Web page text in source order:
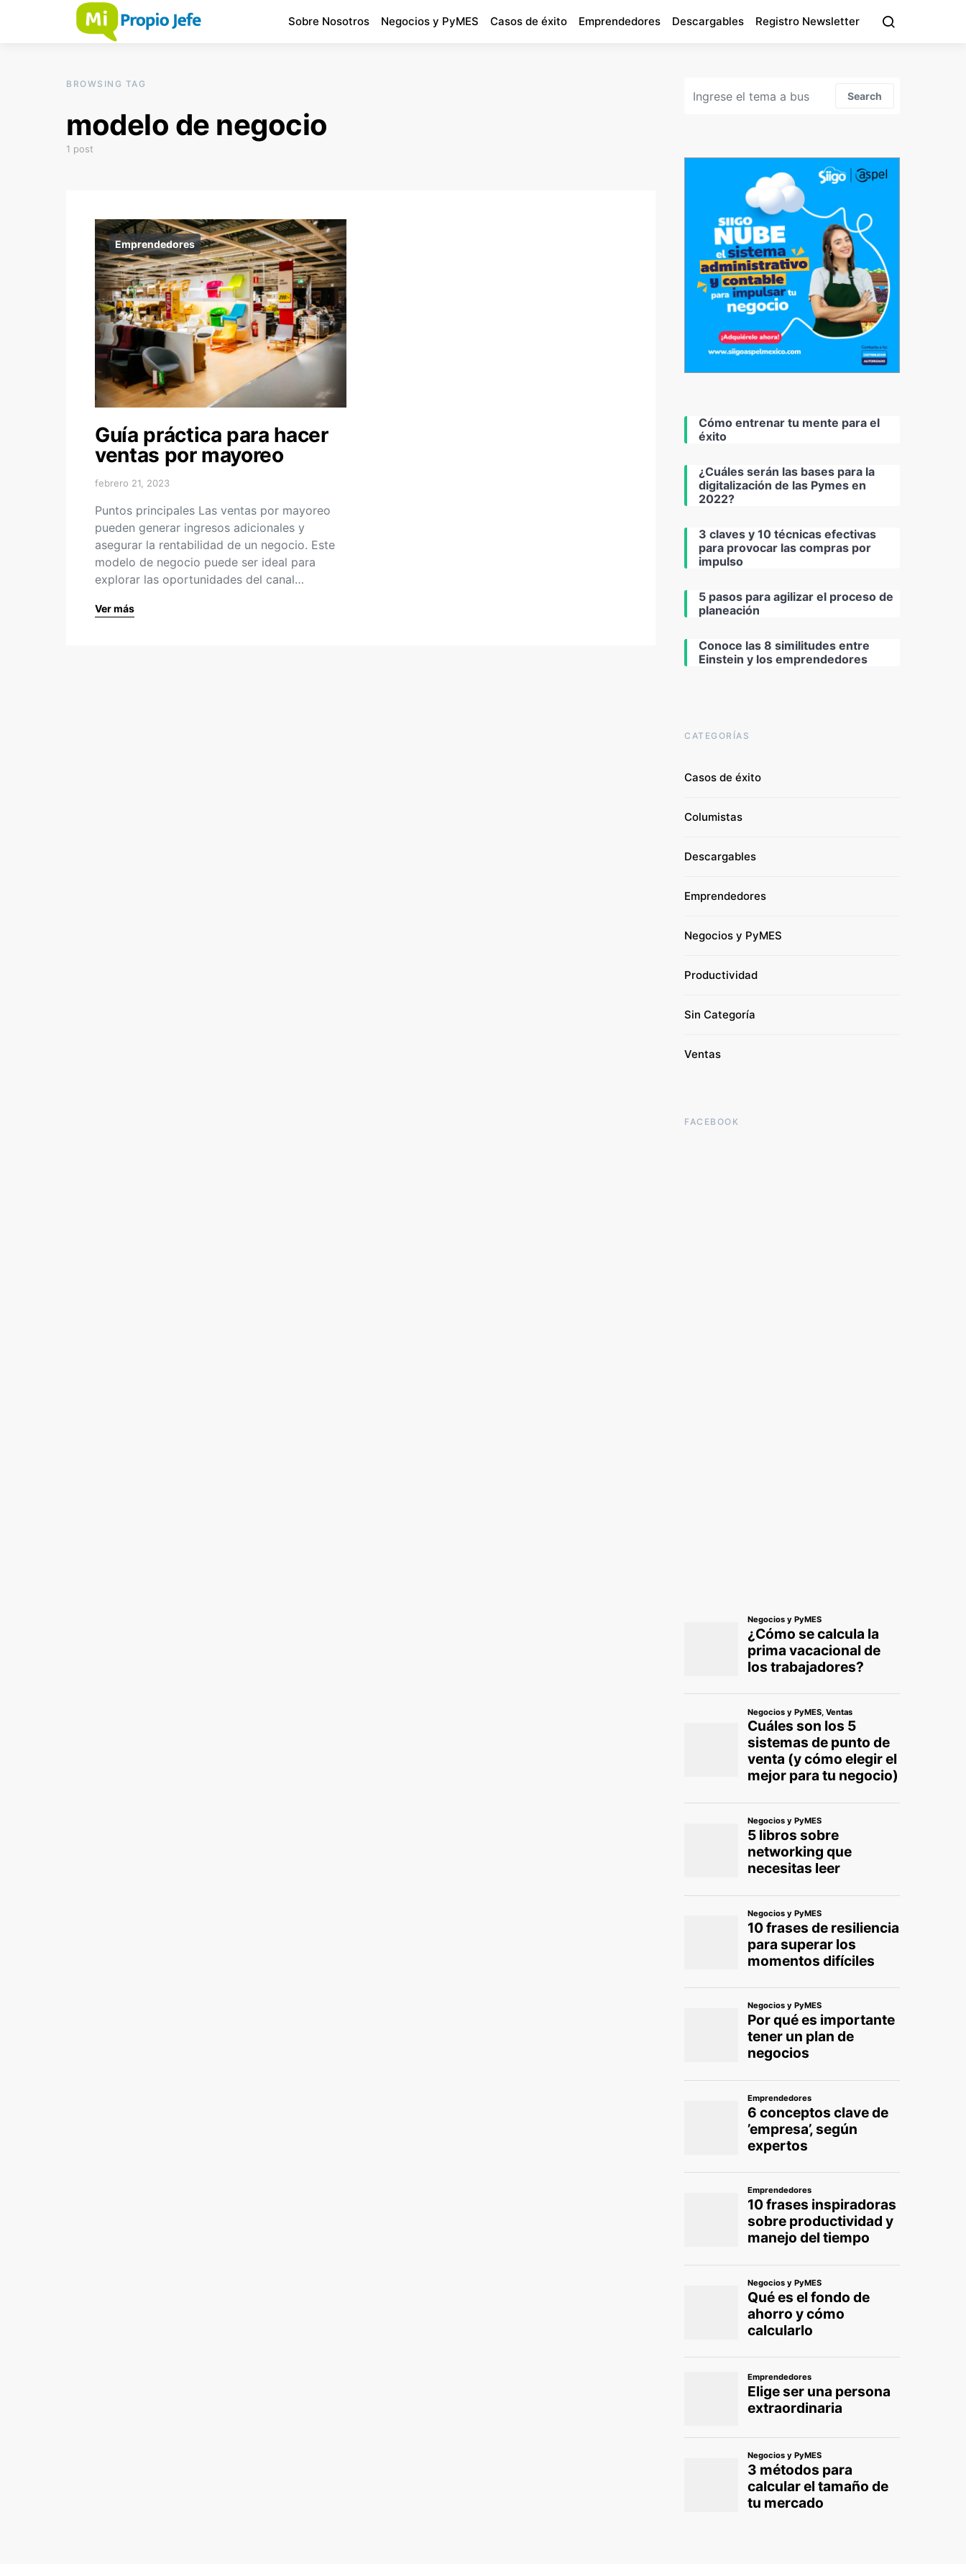
Sobre Nosotros Negocios y PyMES Casos de éxito Emprendedores Descargables Registro Newsletter
BROWSING TAG
modelo de negocio
1 post
Emprendedores
Guía práctica para hacer
ventas por mayoreo
febrero 21, 2023
Puntos principales Las ventas por mayoreo
pueden generar ingresos adicionales y
asegurar la rentabilidad de un negocio. Este
modelo de negocio puede ser ideal para
explorar las oportunidades del canal…
Ver más
Search
Cómo entrenar tu mente para el
éxito
¿Cuáles serán las bases para la
digitalización de las Pymes en
2022?
3 claves y 10 técnicas efectivas
para provocar las compras por
impulso
5 pasos para agilizar el proceso de
planeación
Conoce las 8 similitudes entre
Einstein y los emprendedores
CATEGORÍAS
Casos de éxito
Columistas
Descargables
Emprendedores
Negocios y PyMES
Productividad
Sin Categoría
Ventas
FACEBOOK